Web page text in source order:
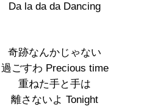
Da la da da Dancing
奇跡なんかじゃない
過ごすわ Precious time
重ねた手と手は
離さないよ Tonight